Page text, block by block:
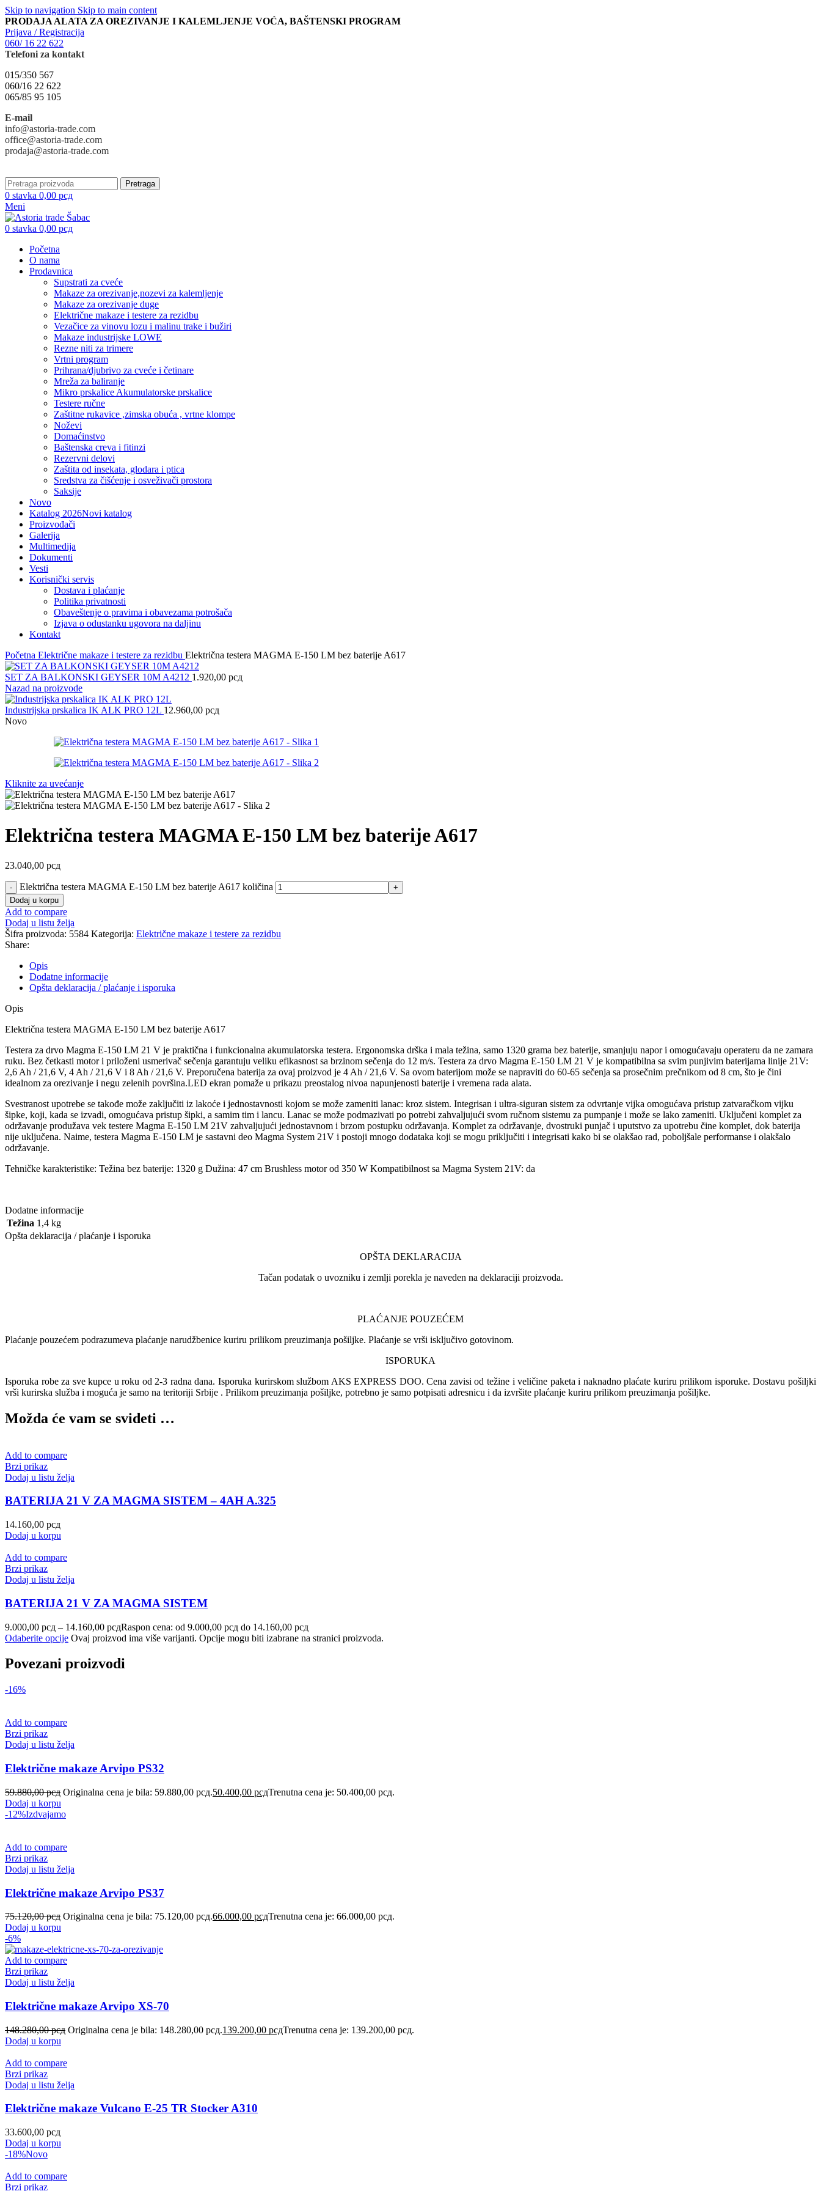
Skip to navigation Skip to main content
PRODAJA ALATA ZA OREZIVANJE I KALEMLJENJE VOĆA, BAŠTENSKI PROGRAM
Prijava / Registracija
060/ 16 22 622
Telefoni za kontakt
015/350 567
060/16 22 622
065/85 95 105
E-mail
info@astoria-trade.com
office@astoria-trade.com
prodaja@astoria-trade.com
Pretraga
0 stavka 0,00 рсд
Meni
0 stavka 0,00 рсд
Početna
O nama
Prodavnica
Supstrati za cveće
Makaze za orezivanje,nozevi za kalemljenje
Makaze za orezivanje duge
Električne makaze i testere za rezidbu
Vezačice za vinovu lozu i malinu trake i bužiri
Makaze industrijske LOWE
Rezne niti za trimere
Vrtni program
Prihrana/djubrivo za cveće i četinare
Mreža za baliranje
Mikro prskalice Akumulatorske prskalice
Testere ručne
Zaštitne rukavice ,zimska obuća , vrtne klompe
Noževi
Domaćinstvo
Baštenska creva i fitinzi
Rezervni delovi
Zaštita od insekata, glodara i ptica
Sredstva za čišćenje i osveživači prostora
Saksije
Novo
Katalog 2026Novi katalog
Proizvođači
Galerija
Multimedija
Dokumenti
Vesti
Korisnički servis
Dostava i plaćanje
Politika privatnosti
Obaveštenje o pravima i obavezama potrošača
Izjava o odustanku ugovora na daljinu
Kontakt
Početna Električne makaze i testere za rezidbu Električna testera MAGMA E-150 LM bez baterije A617
SET ZA BALKONSKI GEYSER 10M A4212 1.920,00 рсд
Nazad na proizvode
Industrijska prskalica IK ALK PRO 12L 12.960,00 рсд
Novo
Kliknite za uvećanje
Električna testera MAGMA E-150 LM bez baterije A617
23.040,00 рсд
Električna testera MAGMA E-150 LM bez baterije A617 količina
Dodaj u korpu
Add to compare
Dodaj u listu želja
Šifra proizvoda: 5584 Kategorija: Električne makaze i testere za rezidbu
Share:
Opis
Dodatne informacije
Opšta deklaracija / plaćanje i isporuka
Opis
Električna testera MAGMA E-150 LM bez baterije A617
Testera za drvo Magma E-150 LM 21 V je praktična i funkcionalna akumulatorska testera. Ergonomska drška i mala težina, samo 1320 grama bez baterije, smanjuju napor i omogućavaju operateru da ne zamara
ruku. Bez četkasti motor i priloženi usmerivač sečenja garantuju veliku efikasnost sa brzinom sečenja do 12 m/s. Testera za drvo Magma E-150 LM 21 V je kompatibilna sa svim punjivim baterijama linije 21V:
2,6 Ah / 21,6 V, 4 Ah / 21,6 V i 8 Ah / 21,6 V. Preporučena baterija za ovaj proizvod je 4 Ah / 21,6 V. Sa ovom baterijom može se napraviti do 60-65 sečenja sa prosečnim prečnikom od 8 cm, što je čini
idealnom za orezivanje i negu zelenih površina.LED ekran pomaže u prikazu preostalog nivoa napunjenosti baterije i vremena rada alata.
Svestranost upotrebe se takođe može zaključiti iz lakoće i jednostavnosti kojom se može zameniti lanac: kroz sistem. Integrisan i ultra-siguran sistem za odvrtanje vijka omogućava pristup zatvaračkom vijku
šipke, koji, kada se izvadi, omogućava pristup šipki, a samim tim i lancu. Lanac se može podmazivati po potrebi zahvaljujući svom ručnom sistemu za pumpanje i može se lako zameniti. Uključeni komplet za
održavanje produžava vek testere Magma E-150 LM 21V zahvaljujući jednostavnom i brzom postupku održavanja. Komplet za održavanje, dvostruki punjač i uputstvo za upotrebu čine komplet, dok baterija
nije uključena. Naime, testera Magma E-150 LM je sastavni deo Magma System 21V i postoji mnogo dodataka koji se mogu priključiti i integrisati kako bi se olakšao rad, poboljšale performanse i olakšalo
održavanje.
Tehničke karakteristike: Težina bez baterije: 1320 g Dužina: 47 cm Brushless motor od 350 W Kompatibilnost sa Magma System 21V: da
Dodatne informacije
Težina 1,4 kg
Opšta deklaracija / plaćanje i isporuka
OPŠTA DEKLARACIJA
Tačan podatak o uvozniku i zemlji porekla je naveden na deklaraciji proizvoda.
PLAĆANJE POUZEĆEM
Plaćanje pouzećem podrazumeva plaćanje narudžbenice kuriru prilikom preuzimanja pošiljke. Plaćanje se vrši isključivo gotovinom.
ISPORUKA
Isporuka robe za sve kupce u roku od 2-3 radna dana. Isporuka kurirskom službom AKS EXPRESS DOO. Cena zavisi od težine i veličine paketa i naknadno plaćate kuriru prilikom isporuke. Dostavu pošiljki
vrši kurirska služba i moguća je samo na teritoriji Srbije . Prilikom preuzimanja pošiljke, potrebno je samo potpisati adresnicu i da izvršite plaćanje kuriru prilikom preuzimanja pošiljke.
Možda će vam se svideti …
Add to compare
Brzi prikaz
Dodaj u listu želja
BATERIJA 21 V ZA MAGMA SISTEM – 4AH A.325
14.160,00 рсд
Dodaj u korpu
Add to compare
Brzi prikaz
Dodaj u listu želja
BATERIJA 21 V ZA MAGMA SISTEM
9.000,00 рсд – 14.160,00 рсдRaspon cena: od 9.000,00 рсд do 14.160,00 рсд
Odaberite opcije Ovaj proizvod ima više varijanti. Opcije mogu biti izabrane na stranici proizvoda.
Povezani proizvodi
-16%
Add to compare
Brzi prikaz
Dodaj u listu želja
Električne makaze Arvipo PS32
59.880,00рсд Originalna cena je bila: 59.880,00 рсд.50.400,00 рсдTrenutna cena je: 50.400,00 рсд.
Dodaj u korpu
-12%Izdvajamo
Add to compare
Brzi prikaz
Dodaj u listu želja
Električne makaze Arvipo PS37
75.120,00рсд Originalna cena je bila: 75.120,00 рсд.66.000,00 рсдTrenutna cena je: 66.000,00 рсд.
Dodaj u korpu
-6%
Add to compare
Brzi prikaz
Dodaj u listu želja
Električne makaze Arvipo XS-70
148.280,00рсд Originalna cena je bila: 148.280,00 рсд.139.200,00 рсдTrenutna cena je: 139.200,00 рсд.
Dodaj u korpu
Add to compare
Brzi prikaz
Dodaj u listu želja
Električne makaze Vulcano E-25 TR Stocker A310
33.600,00 рсд
Dodaj u korpu
-18%Novo
Add to compare
Brzi prikaz